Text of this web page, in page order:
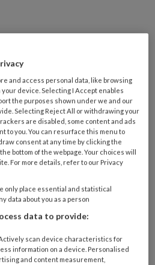
begeleid
een beroep op acute
dan cliënten die na
verdere
is in de
and access personal data, like browsing
device. Selecting I Accept enables
the purposes shown under we and our
Selecting Reject All or withdrawing your
are disabled, some content and ads
to you. You can resurface this menu to
consent at any time by clicking the
bottom of the webpage. Your choices will
For more details, refer to our Privacy
only place essential and statistical
data about you as a person
data to provide:
scan device characteristics for
information on a device. Personalised
and content measurement,